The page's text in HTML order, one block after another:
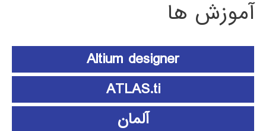
آموزش ها
Altium designer
ATLAS.ti
آلمان